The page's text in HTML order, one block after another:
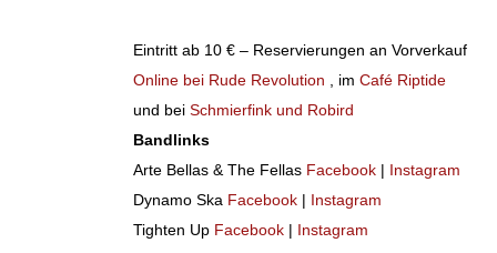
Eintritt ab 10 € – Reservierungen an Vorverkauf
Online bei Rude Revolution
, im Café Riptide
und bei Schmierfink und Robird
Bandlinks
Arte Bellas & The Fellas Facebook | Instagram
Dynamo Ska Facebook | Instagram
Tighten Up Facebook | Instagram